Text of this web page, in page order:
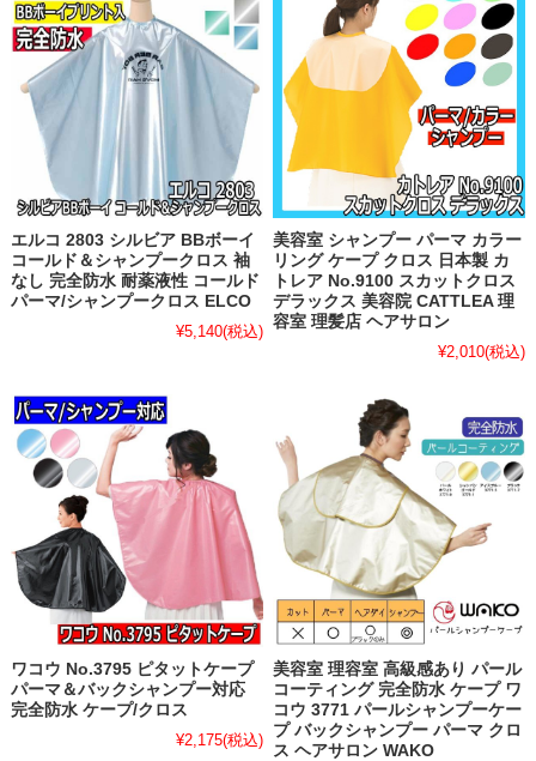
エルコ 2803 シルビア BBボーイ
コールド＆シャンプークロス 袖
なし 完全防水 耐薬液性 コールド
パーマ/シャンプークロス ELCO
¥5,140(税込)
美容室 シャンプー パーマ カラー
リング ケープ クロス 日本製 カ
トレア No.9100 スカットクロス
デラックス 美容院 CATTLEA 理
容室 理髪店 ヘアサロン
¥2,010(税込)
ワコウ No.3795 ピタットケープ
パーマ＆バックシャンプー対応
完全防水 ケープ/クロス
¥2,175(税込)
美容室 理容室 高級感あり パール
コーティング 完全防水 ケープ ワ
コウ 3771 パールシャンプーケー
プ バックシャンプー パーマ クロ
ス ヘアサロン WAKO